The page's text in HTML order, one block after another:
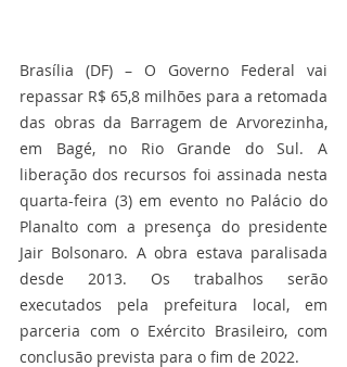
Brasília (DF) – O Governo Federal vai
repassar R$ 65,8 milhões para a retomada
das obras da Barragem de Arvorezinha,
em Bagé, no Rio Grande do Sul. A
liberação dos recursos foi assinada nesta
quarta-feira (3) em evento no Palácio do
Planalto com a presença do presidente
Jair Bolsonaro. A obra estava paralisada
desde 2013. Os trabalhos serão
executados pela prefeitura local, em
parceria com o Exército Brasileiro, com
conclusão prevista para o fim de 2022.